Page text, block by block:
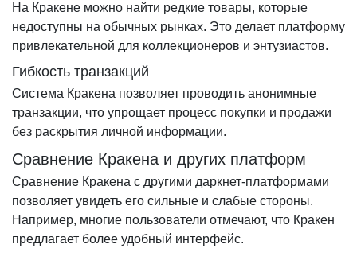
На Кракене можно найти редкие товары, которые
недоступны на обычных рынках. Это делает платформу
привлекательной для коллекционеров и энтузиастов.
Гибкость транзакций
Система Кракена позволяет проводить анонимные
транзакции, что упрощает процесс покупки и продажи
без раскрытия личной информации.
Сравнение Кракена и других платформ
Сравнение Кракена с другими даркнет-платформами
позволяет увидеть его сильные и слабые стороны.
Например, многие пользователи отмечают, что Кракен
предлагает более удобный интерфейс.